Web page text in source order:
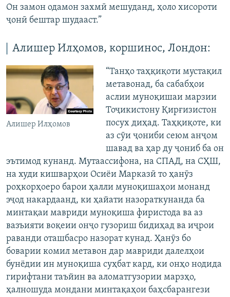
Он замон одамон захмӣ мешуданд, ҳоло хисороти
ҷонӣ бештар шудааст.”
Алишер Илҳомов, коршинос, Лондон:
Алишер Илҳомов
“Танҳо таҳқиқоти мустақил
метавонад, ба сабабҳои
аслии муноқишаи марзии
Тоҷикистону Қирғизистон
посух диҳад. Таҳқиқоте, ки
аз сӯи ҷониби сеюм анҷом
шавад ва ҳар ду ҷониб ба он
эътимод кунанд. Мутаассифона, на СПАД, на СҲШ,
на худи кишварҳои Осиёи Марказӣ то ҳанӯз
роҳкорҳоеро барои ҳалли муноқишаҳои монанд
эҷод накардаанд, ки ҳайати назораткунанда ба
минтақаи мавриди муноқиша фиристода ва аз
вазъияти воқеии онҷо гузориш бидиҳад ва иҷрои
раванди оташбасро назорат кунад. Ҳанӯз бо
боварии комил метавон дар мавриди далелҳои
бунёдии ин муноқиша суҳбат кард, ки онҳо нодида
гирифтани таъйин ва аломатгузории марзҳо,
ҳалношуда мондани минтақаҳои баҳсбарангези